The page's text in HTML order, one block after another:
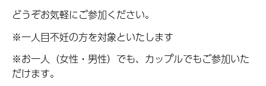
どうぞお気軽にご参加ください。
※一人目不妊の方を対象といたします
※お一人（女性・男性）でも、カップルでもご参加いた
だけます。